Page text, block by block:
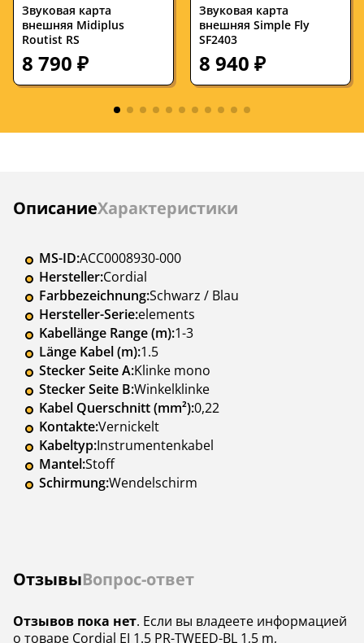
Страна
производства
Китай
Звуковая карта
внешняя Midiplus
Routist RS
8 790 ₽
Звуковая карта
внешняя Simple Fly
SF2403
8 940 ₽
ОписаниеХарактеристики
Инструкции
MS-ID:ACC0008930-000
Hersteller:Cordial
Farbbezeichnung:Schwarz / Blau
Hersteller-Serie:elements
Kabellänge Range (m):1-3
Länge Kabel (m):1.5
Stecker Seite A:Klinke mono
Stecker Seite B:Winkelklinke
Kabel Querschnitt (mm²):0,22
Kontakte:Vernickelt
Kabeltyp:Instrumentenkabel
Mantel:Stoff
Schirmung:Wendelschirm
ОтзывыВопрос-ответ
Отзывов пока нет. Если вы владеете информацией
о товаре Cordial EI 1.5 PR-TWEED-BL 1,5 m,